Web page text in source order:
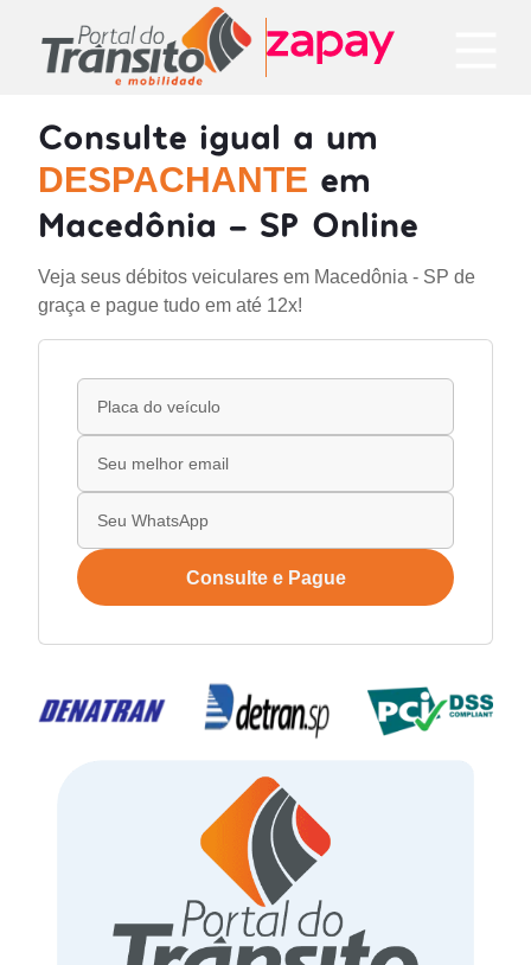
Consulte igual a um
DESPACHANTE em
Macedônia - SP Online
Veja seus débitos veiculares em Macedônia - SP de
graça e pague tudo em até 12x!
Consulte e Pague